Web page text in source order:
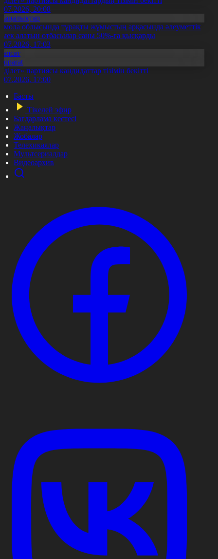
20:08
облысында тұрақты жұмыстың арқасында әлеуметтік
алатын отбасылар саны 50%-ға қысқарды
17:03
партиясы кандидаттар тізімін бекітті
17:00
Басты
Тікелей эфир
Бағдарлама кестесі
Жаңалықтар
Жобалар
Телехикаялар
Мультсериалдар
Видеоархив